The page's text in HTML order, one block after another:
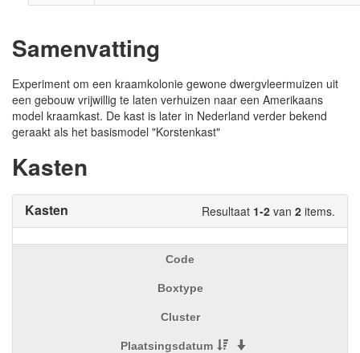
Samenvatting
Experiment om een kraamkolonie gewone dwergvleermuizen uit
een gebouw vrijwillig te laten verhuizen naar een Amerikaans
model kraamkast. De kast is later in Nederland verder bekend
geraakt als het basismodel "Korstenkast"
Kasten
Resultaat 1-2 van 2 items.
Kasten
Code
Boxtype
Cluster
Plaatsingsdatum